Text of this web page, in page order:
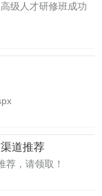
级人才研修班成功
道推荐
荐，请领取！